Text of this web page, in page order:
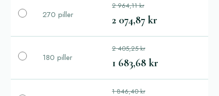
270 piller
2 964,11 kr
2 074,87 kr
180 piller
2 405,25 kr
1 683,68 kr
1 846,40 kr